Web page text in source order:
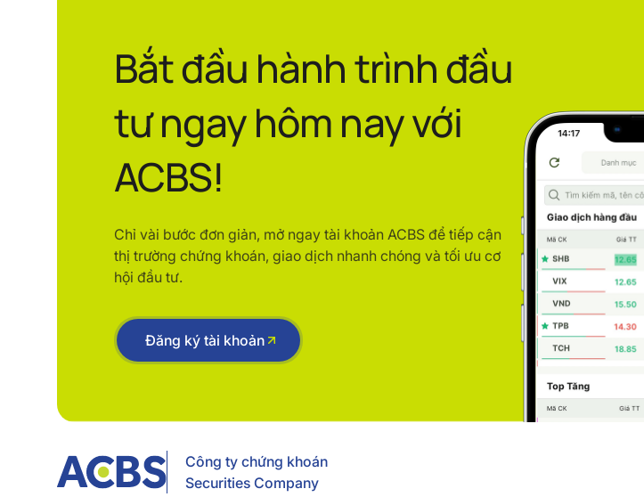
Bắt đầu hành trình đầu
tư ngay hôm nay với
ACBS!
Chỉ vài bước đơn giản, mở ngay tài khoản ACBS để tiếp cận
thị trường chứng khoán, giao dịch nhanh chóng và tối ưu cơ
hội đầu tư.
Đăng ký tài khoản
Công ty chứng khoán
Securities Company